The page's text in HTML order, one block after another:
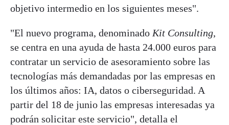
objetivo intermedio en los siguientes meses".
"El nuevo programa, denominado Kit Consulting,
se centra en una ayuda de hasta 24.000 euros para
contratar un servicio de asesoramiento sobre las
tecnologías más demandadas por las empresas en
los últimos años: IA, datos o ciberseguridad. A
partir del 18 de junio las empresas interesadas ya
podrán solicitar este servicio", detalla el